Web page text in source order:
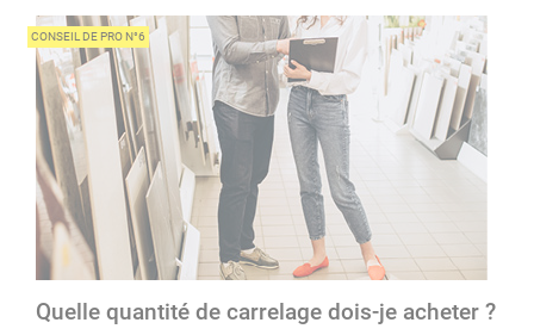
CONSEIL DE PRO N°6
Quelle quantité de carrelage dois-je acheter ?